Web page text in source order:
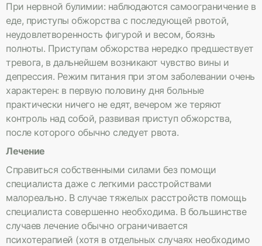
При нервной булимии: наблюдаются самоограничение в
еде, приступы обжорства с последующей рвотой,
неудовлетворенность фигурой и весом, боязнь
полноты. Приступам обжорства нередко предшествует
тревога, в дальнейшем возникают чувство вины и
депрессия. Режим питания при этом заболевании очень
характерен: в первую половину дня больные
практически ничего не едят, вечером же теряют
контроль над собой, развивая приступ обжорства,
после которого обычно следует рвота.
Лечение
Справиться собственными силами без помощи
специалиста даже с легкими расстройствами
малореально. В случае тяжелых расстройств помощь
специалиста совершенно необходима. В большинстве
случаев лечение обычно ограничивается
психотерапией (хотя в отдельных случаях необходимо